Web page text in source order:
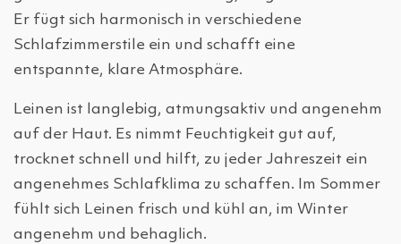
Er fügt sich harmonisch in verschiedene
Schlafzimmerstile ein und schafft eine
entspannte, klare Atmosphäre.
Leinen ist langlebig, atmungsaktiv und angenehm
auf der Haut. Es nimmt Feuchtigkeit gut auf,
trocknet schnell und hilft, zu jeder Jahreszeit ein
angenehmes Schlafklima zu schaffen. Im Sommer
fühlt sich Leinen frisch und kühl an, im Winter
angenehm und behaglich.